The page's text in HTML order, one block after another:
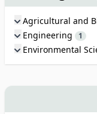
Agricultural and
Engineering 1
Environmental